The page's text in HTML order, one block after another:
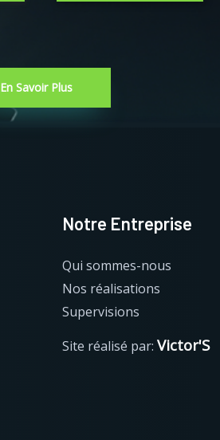
En Savoir Plus
Notre Entreprise
Qui sommes-nous
Nos réalisations
Supervisions
Site réalisé par: Victor'S